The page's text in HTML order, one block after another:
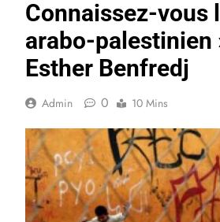
Connaissez-vous
arabo-palestinien
Esther Benfredj
Admin 0 10 Mins